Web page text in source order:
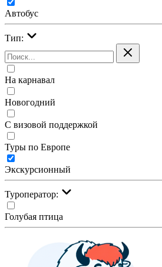
Автобус
Тип:
На карнавал
Новогодний
С визовой поддержкой
Туры по Европе
Экскурсионный
Туроператор:
Голубая птица